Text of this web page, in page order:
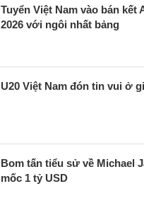
Tuyển Việt Nam vào bán kết
2026 với ngôi nhất bảng
U20 Việt Nam đón tin vui ở
Bom tấn tiểu sử về Michael
mốc 1 tỷ USD